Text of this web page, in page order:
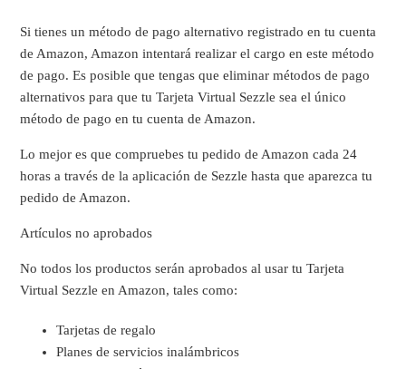
Si tienes un método de pago alternativo registrado en tu cuenta
de Amazon, Amazon intentará realizar el cargo en este método
de pago. Es posible que tengas que eliminar métodos de pago
alternativos para que tu Tarjeta Virtual Sezzle sea el único
método de pago en tu cuenta de Amazon.
Lo mejor es que compruebes tu pedido de Amazon cada 24
horas a través de la aplicación de Sezzle hasta que aparezca tu
pedido de Amazon.
Artículos no aprobados
No todos los productos serán aprobados al usar tu Tarjeta
Virtual Sezzle en Amazon, tales como:
Tarjetas de regalo
Planes de servicios inalámbricos